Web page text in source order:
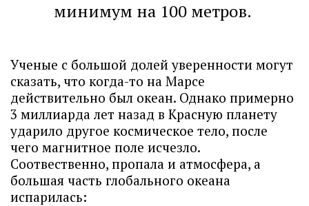
минимум на 100 метров.
Ученые с большой долей уверенности могут
сказать, что когда-то на Марсе
действительно был океан. Однако примерно
3 миллиарда лет назад в Красную планету
ударило другое космическое тело, после
чего магнитное поле исчезло.
Соотвественно, пропала и атмосфера, а
большая часть глобального океана
испарилась: